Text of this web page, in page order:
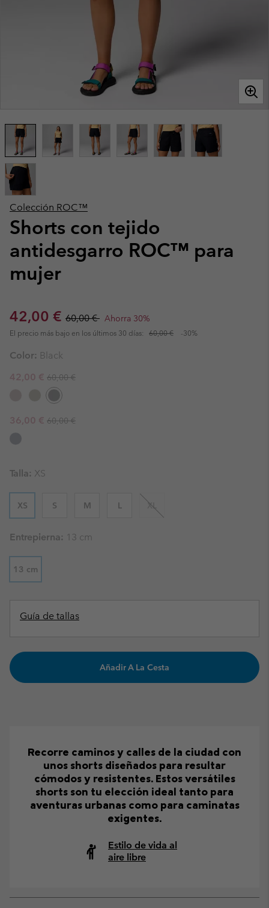
Colección ROC™
Shorts con tejido
antidesgarro ROC™ para
mujer
Sale price:
42,00 € Regular price:
60,00 € Ahorra 30%
El precio más bajo en los últimos 30 días: 60,00 € -30%
Color: Black
Sale price:
42,00 € Regular price:
60,00 €
Sale price:
36,00 € Regular price:
60,00 €
Talla: XS
XS S M L XL
Entrepierna: 13 cm
13 cm
Guía de tallas
Añadir A La Cesta
Recorre caminos y calles de la ciudad con
unos shorts diseñados para resultar
cómodos y resistentes. Estos versátiles
shorts son tu elección ideal tanto para
aventuras urbanas como para caminatas
exigentes.
Estilo de vida al
aire libre